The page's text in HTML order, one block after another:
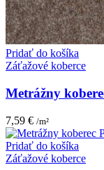
Pridať do košíka
Záťažové koberce
Metrážny
7,59 € /m²
Pridať do košíka
Záťažové koberce